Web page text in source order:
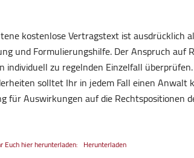
kostenlose Vertragstext ist ausdrücklich
und Formulierungshilfe. Der Anspruch auf
individuell zu regelnden Einzelfall
solltet Ihr in jedem Fall einen Anwalt
für Auswirkungen auf die Rechtspositionen
hier herunterladen: Herunterladen